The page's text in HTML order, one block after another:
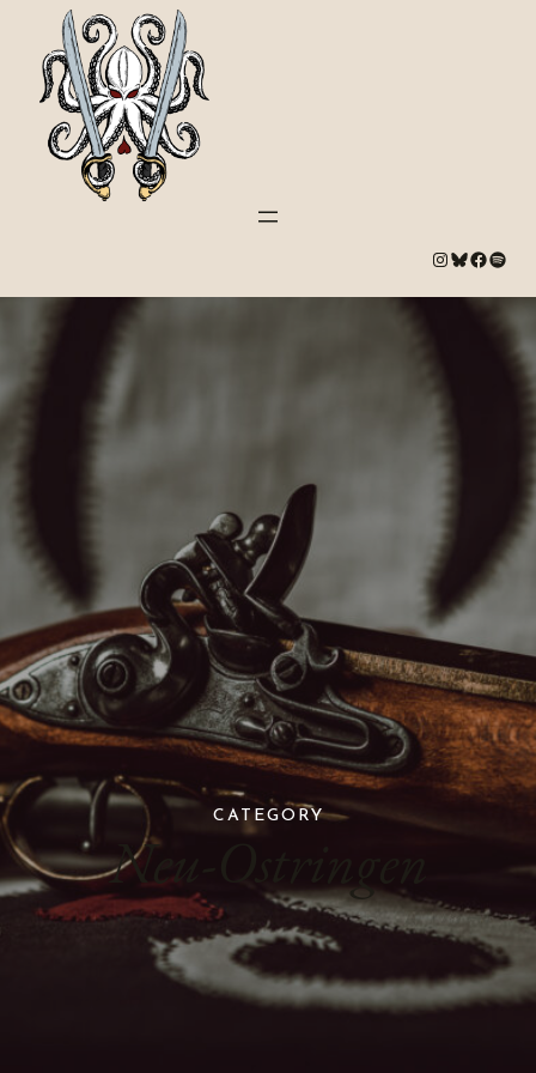
# Bluesky # Spotify
CATEGORY
Neu-Ostringen